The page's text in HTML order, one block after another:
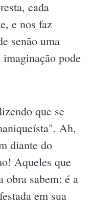
cada
e nos faz
senão uma
pode
que se
Ah,
diante do
Aqueles que
obra sabem: é a
em sua